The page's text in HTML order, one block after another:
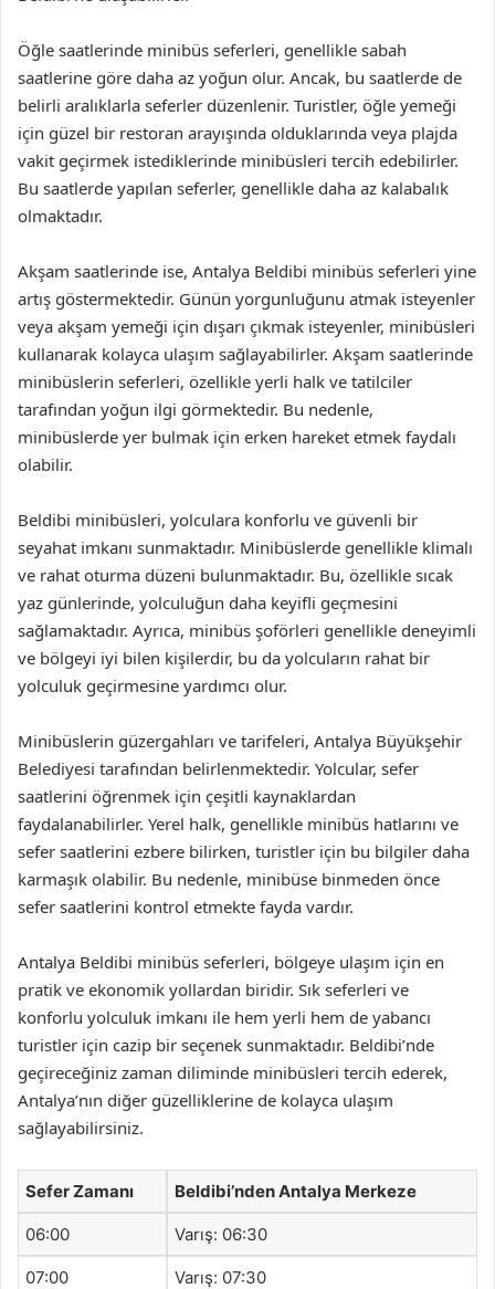
Öğle saatlerinde minibüs seferleri, genellikle sabah
saatlerine göre daha az yoğun olur. Ancak, bu saatlerde de
belirli aralıklarla seferler düzenlenir. Turistler, öğle yemeği
için güzel bir restoran arayışında olduklarında veya plajda
vakit geçirmek istediklerinde minibüsleri tercih edebilirler.
Bu saatlerde yapılan seferler, genellikle daha az kalabalık
olmaktadır.
Akşam saatlerinde ise, Antalya Beldibi minibüs seferleri yine
artış göstermektedir. Günün yorgunluğunu atmak isteyenler
veya akşam yemeği için dışarı çıkmak isteyenler, minibüsleri
kullanarak kolayca ulaşım sağlayabilirler. Akşam saatlerinde
minibüslerin seferleri, özellikle yerli halk ve tatilciler
tarafından yoğun ilgi görmektedir. Bu nedenle,
minibüslerde yer bulmak için erken hareket etmek faydalı
olabilir.
Beldibi minibüsleri, yolculara konforlu ve güvenli bir
seyahat imkanı sunmaktadır. Minibüslerde genellikle klimalı
ve rahat oturma düzeni bulunmaktadır. Bu, özellikle sıcak
yaz günlerinde, yolculuğun daha keyifli geçmesini
sağlamaktadır. Ayrıca, minibüs şoförleri genellikle deneyimli
ve bölgeyi iyi bilen kişilerdir, bu da yolcuların rahat bir
yolculuk geçirmesine yardımcı olur.
Minibüslerin güzergahları ve tarifeleri, Antalya Büyükşehir
Belediyesi tarafından belirlenmektedir. Yolcular, sefer
saatlerini öğrenmek için çeşitli kaynaklardan
faydalanabilirler. Yerel halk, genellikle minibüs hatlarını ve
sefer saatlerini ezbere bilirken, turistler için bu bilgiler daha
karmaşık olabilir. Bu nedenle, minibüse binmeden önce
sefer saatlerini kontrol etmekte fayda vardır.
Antalya Beldibi minibüs seferleri, bölgeye ulaşım için en
pratik ve ekonomik yollardan biridir. Sık seferleri ve
konforlu yolculuk imkanı ile hem yerli hem de yabancı
turistler için cazip bir seçenek sunmaktadır. Beldibi’nde
geçireceğiniz zaman diliminde minibüsleri tercih ederek,
Antalya’nın diğer güzelliklerine de kolayca ulaşım
sağlayabilirsiniz.
Sefer Zamanı Beldibi’nden Antalya Merkeze
06:00 Varış: 06:30
07:00 Varış: 07:30